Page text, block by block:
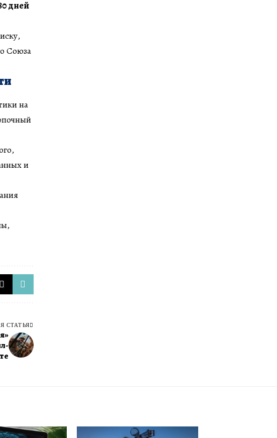
дней
Союза
на
и
СТАТЬЯ